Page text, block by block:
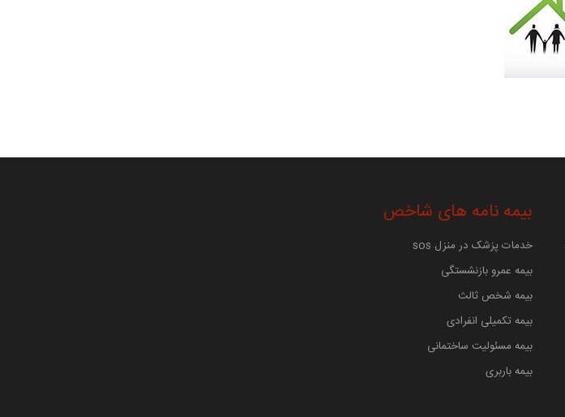
بیمه نامه های شاخص
خدمات پزشک در منزل sos
بیمه عمرو بازنشستگی
بیمه شخص ثالث
بیمه تکمیلی انفرادی
بیمه مسئولیت ساختمانی
بیمه باربری